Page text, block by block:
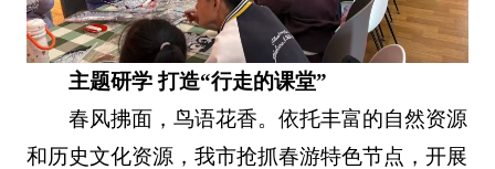
主题研学 打造“行走的课堂”
春风拂面，鸟语花香。依托丰富的自然资源
和历史文化资源，我市抢抓春游特色节点，开展